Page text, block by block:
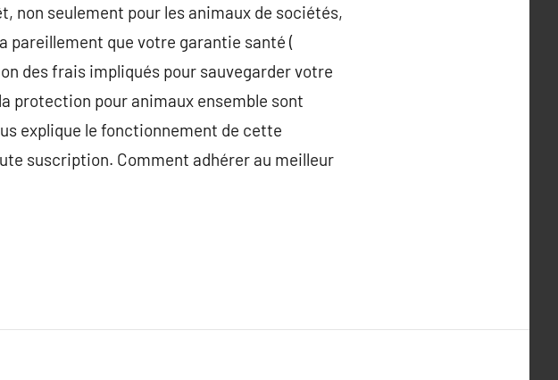
non seulement pour les animaux de sociétés,
pareillement que votre garantie santé (
des frais impliqués pour sauvegarder votre
protection pour animaux ensemble sont
explique le fonctionnement de cette
suscription. Comment adhérer au meilleur